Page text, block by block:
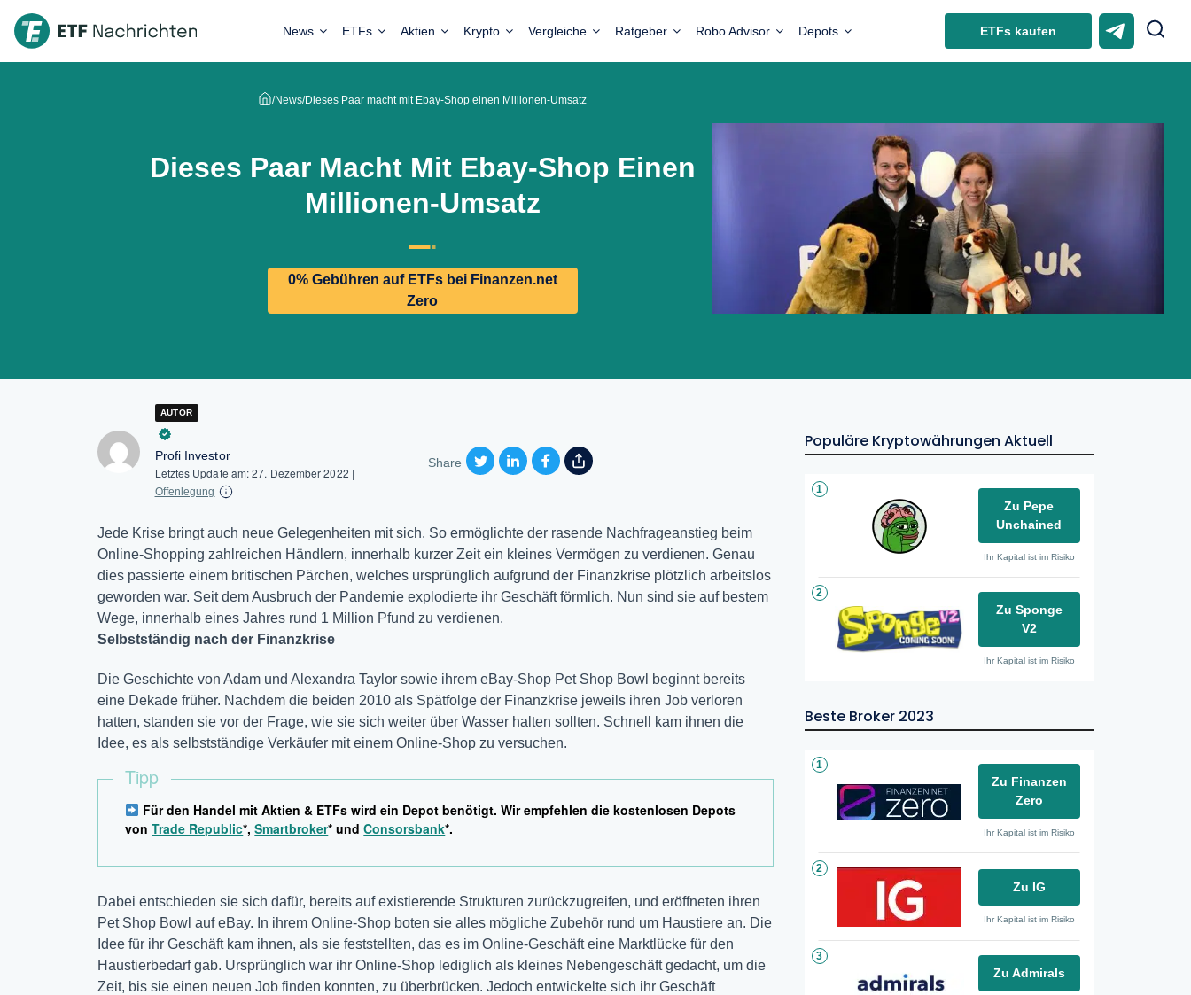
News ETFs Aktien Krypto Vergleiche Ratgeber Robo Advisor Depots ETFs kaufen
/News/Dieses Paar macht mit Ebay-Shop einen Millionen-Umsatz
Dieses Paar Macht Mit Ebay-Shop Einen
Millionen-Umsatz
0% Gebühren auf ETFs bei Finanzen.net
Zero
AUTOR
Profi Investor
Letztes Update am:27. Dezember 2022 |
Offenlegung
Share
Jede Krise bringt auch neue Gelegenheiten mit sich. So ermöglichte der rasende Nachfrageanstieg beim
Online-Shopping zahlreichen Händlern, innerhalb kurzer Zeit ein kleines Vermögen zu verdienen. Genau
dies passierte einem britischen Pärchen, welches ursprünglich aufgrund der Finanzkrise plötzlich arbeitslos
geworden war. Seit dem Ausbruch der Pandemie explodierte ihr Geschäft förmlich. Nun sind sie auf bestem
Wege, innerhalb eines Jahres rund 1 Million Pfund zu verdienen.
Selbstständig nach der Finanzkrise
Die Geschichte von Adam und Alexandra Taylor sowie ihrem eBay-Shop Pet Shop Bowl beginnt bereits
eine Dekade früher. Nachdem die beiden 2010 als Spätfolge der Finanzkrise jeweils ihren Job verloren
hatten, standen sie vor der Frage, wie sie sich weiter über Wasser halten sollten. Schnell kam ihnen die
Idee, es als selbstständige Verkäufer mit einem Online-Shop zu versuchen.
Tipp
Für den Handel mit Aktien & ETFs wird ein Depot benötigt. Wir empfehlen die kostenlosen Depots
vonTrade Republic*,Smartbroker* undConsorsbank*.
Dabei entschieden sie sich dafür, bereits auf existierende Strukturen zurückzugreifen, und eröffneten ihren
Pet Shop Bowl auf eBay. In ihrem Online-Shop boten sie alles mögliche Zubehör rund um Haustiere an. Die
Idee für ihr Geschäft kam ihnen, als sie feststellten, das es im Online-Geschäft eine Marktlücke für den
Haustierbedarf gab. Ursprünglich war ihr Online-Shop lediglich als kleines Nebengeschäft gedacht, um die
Zeit, bis sie einen neuen Job finden konnten, zu überbrücken. Jedoch entwickelte sich ihr Geschäft
Populäre Kryptowährungen Aktuell
1
Zu Pepe
Unchained
Ihr Kapital ist im Risiko
2
Zu Sponge
V2
Ihr Kapital ist im Risiko
Beste Broker 2023
1
Zu Finanzen
Zero
Ihr Kapital ist im Risiko
2
Zu IG
Ihr Kapital ist im Risiko
3
Zu Admirals